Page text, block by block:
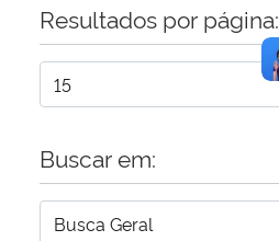
Banco Central do Brasil
Planalto
Resultados por página:
Buscar em: